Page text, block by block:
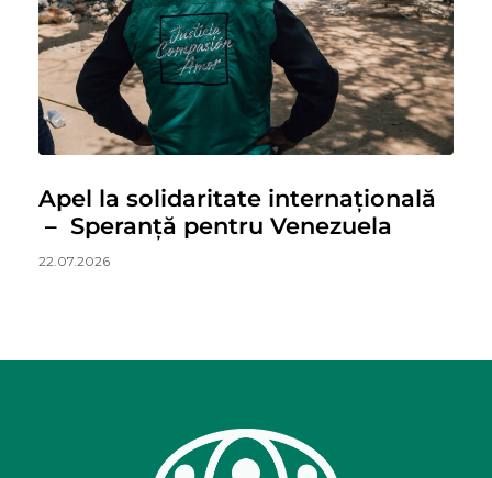
Apel la solidaritate internațională
– Speranță pentru Venezuela
22.07.2026